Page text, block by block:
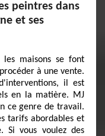
peintres dans
et ses
les maisons se font
à une vente.
il est
en la matière. MJ
ce genre de travail.
tarifs abordables et
Si vous voulez des